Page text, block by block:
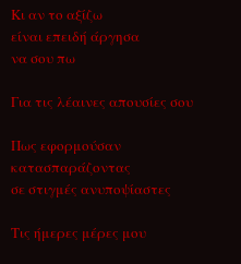
Κι αν το αξίζω
είναι επειδή άργησα
να σου πω
Για τις λέαινες απουσίες σου
Πως εφορμούσαν
κατασπαράζοντας
σε στιγμές ανυποψίαστες
Τις ήμερες μέρες μου